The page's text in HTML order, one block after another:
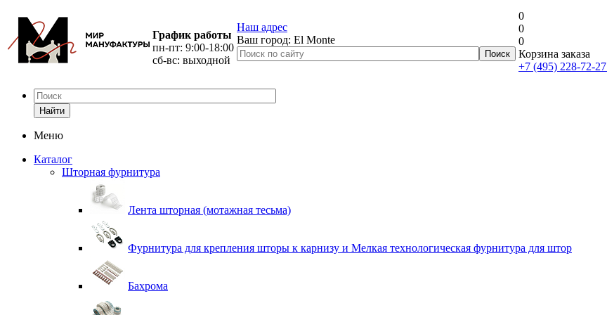
График работы
пн-пт: 9:00-18:00
сб-вс: выходной
Наш адрес
Ваш город: El Monte
0
0
0
Корзина заказа
+7 (495) 228-72-27
Найти
Меню
Каталог
Шторная фурнитура
Лента шторная (мотажная тесьма)
Фурнитура для крепления шторы к карнизу и Мелкая технологическая фурнитура для штор
Бахрома